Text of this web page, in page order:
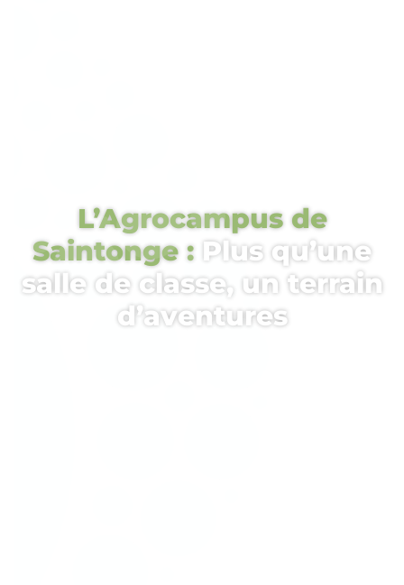
L’Agrocampus de
Saintonge : Plus qu’une
salle de classe, un terrain
d’aventures